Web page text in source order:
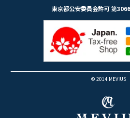
東京都公安委員会許可 第
© 2014 MEVIUS